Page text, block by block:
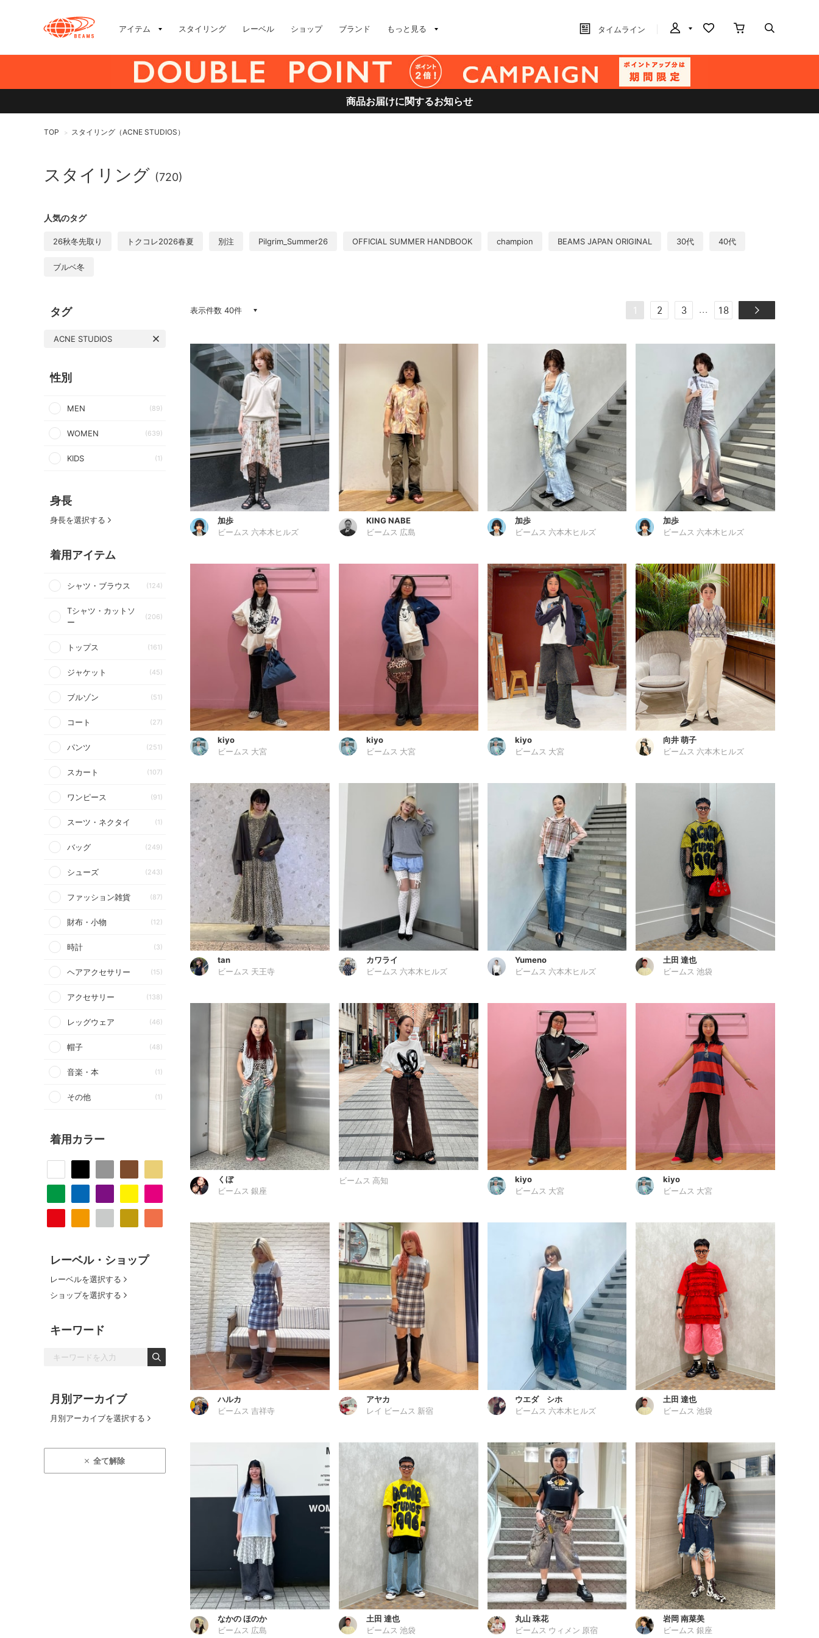
アイテム スタイリング レーベル ショップ ブランド もっと見る タイムライン
商品お届けに関するお知らせ
TOP > スタイリング（ACNE STUDIOS）
スタイリング (720)
人気のタグ
26秋冬先取り トクコレ2026春夏 別注 Pilgrim_Summer26 OFFICIAL SUMMER HANDBOOK champion BEAMS JAPAN ORIGINAL 30代 40代
ブルベ冬
タグ
ACNE STUDIOS
性別
MEN (89)
WOMEN (639)
KIDS (1)
身長
身長を選択する
着用アイテム
シャツ・ブラウス (124)
Tシャツ・カットソ
ー
(206)
トップス (161)
ジャケット (45)
ブルゾン (51)
コート (27)
パンツ (251)
スカート (107)
ワンピース (91)
スーツ・ネクタイ (1)
バッグ (249)
シューズ (243)
ファッション雑貨 (87)
財布・小物 (12)
時計 (3)
ヘアアクセサリー (15)
アクセサリー (138)
レッグウェア (46)
帽子 (48)
音楽・本 (1)
その他 (1)
着用カラー
レーベル・ショップ
レーベルを選択する
ショップを選択する
キーワード
月別アーカイブ
月別アーカイブを選択する
全て解除
表示件数 40件 1 2 3 ... 18
加歩
ビームス 六本木ヒルズ
KING NABE
ビームス 広島
加歩
ビームス 六本木ヒルズ
加歩
ビームス 六本木ヒルズ
kiyo
ビームス 大宮
kiyo
ビームス 大宮
kiyo
ビームス 大宮
向井 萌子
ビームス 六本木ヒルズ
tan
ビームス 天王寺
カワライ
ビームス 六本木ヒルズ
Yumeno
ビームス 六本木ヒルズ
土田 達也
ビームス 池袋
くぼ
ビームス 銀座
ビームス 高知 kiyo
ビームス 大宮
kiyo
ビームス 大宮
ハルカ
ビームス 吉祥寺
アヤカ
レイ ビームス 新宿
ウエダ シホ
ビームス 六本木ヒルズ
土田 達也
ビームス 池袋
なかの ほのか
ビームス 広島
土田 達也
ビームス 池袋
丸山 珠花
ビームス ウィメン 原宿
岩岡 南菜美
ビームス 銀座